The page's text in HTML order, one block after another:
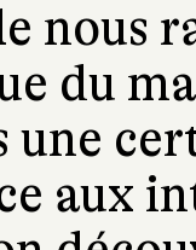
nous
du
une
aux